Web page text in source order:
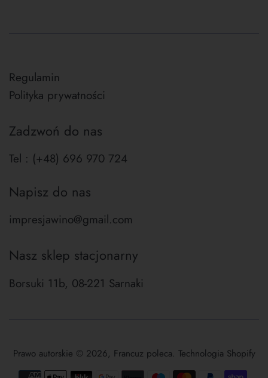
Regulamin
Polityka prywatności
Zadzwoń do nas
Tel : (+48) 696 970 724
Napisz do nas
impresjawino@gmail.com
Nasz sklep stacjonarny
Borsuki 11b, 08-221 Sarnaki
Prawo autorskie © 2026, Francuz poleca. Technologia Shopify